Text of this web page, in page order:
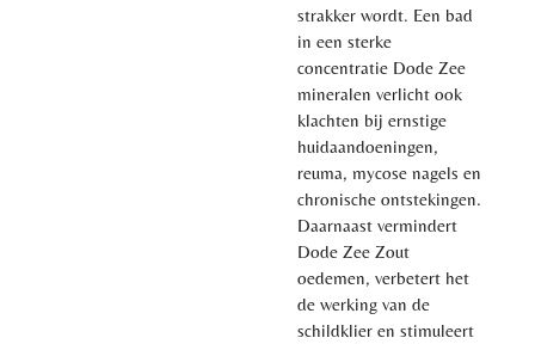
strakker wordt. Een bad
in een sterke
concentratie Dode Zee
mineralen verlicht ook
klachten bij ernstige
huidaandoeningen,
reuma, mycose nagels en
chronische ontstekingen.
Daarnaast vermindert
Dode Zee Zout
oedemen, verbetert het
de werking van de
schildklier en stimuleert